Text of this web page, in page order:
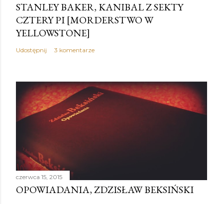
STANLEY BAKER, KANIBAL Z SEKTY
CZTERY PI [MORDERSTWO W
YELLOWSTONE]
Udostępnij 3 komentarze
czerwca 15, 2015
OPOWIADANIA, ZDZISŁAW BEKSIŃSKI